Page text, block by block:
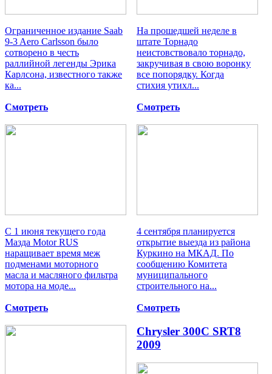
Ограниченное издание Saab
9-3 Aero Carlsson было
сотворено в честь
раллийной легенды Эрика
Карлсона, известного также
ка...
Смотреть
На прошедшей неделе в
штате Торнадо
неистовствовало торнадо,
закручивая в свою воронку
все попорядку. Когда
стихия утихл...
Смотреть
С 1 июня текущего года
Мазда Motor RUS
наращивает время меж
подменами моторного
масла и масляного фильтра
мотора на моде...
Смотреть
4 сентября планируется
открытие выезда из района
Куркино на МКАД. По
сообщению Комитета
муниципального
строительного на...
Смотреть
Chrysler 300C SRT8
2009